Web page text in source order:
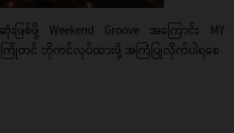
ဖြစ်ဖို့ Weekend Groove အကြောင်း
ကြိုတင် ဘိုကင်လုပ်ထားဖို့ အကြံပြုလိုက်ပါရစေ